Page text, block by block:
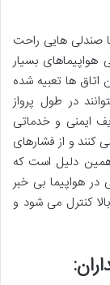
صندلی هایی راحت
بسیار
ها تعبیه شده
در طول پرواز
ایمنی و خدماتی
و از فشارهای
همین دلیل است که
هواپیما بی خبر
کنترل می شود و